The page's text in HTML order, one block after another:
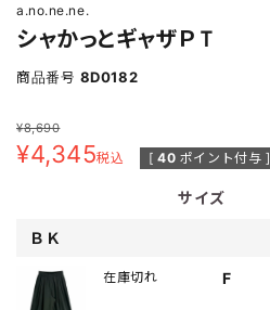
a.no.ne.ne.
シャかっとギャザＰＴ
商品番号 8D0182
¥8,690
¥4,345税込 [ 40 ポイント付与 ]
サイズ
ＢＫ
F
在庫切れ